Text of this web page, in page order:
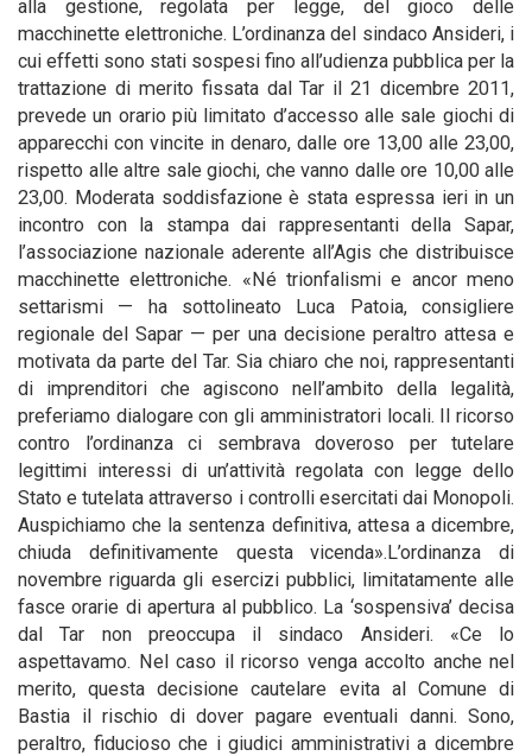
alla gestione, regolata per legge, del gioco delle
macchinette elettroniche. L’ordinanza del sindaco Ansideri, i
cui effetti sono stati sospesi fino all’udienza pubblica per la
trattazione di merito fissata dal Tar il 21 dicembre 2011,
prevede un orario più limitato d’accesso alle sale giochi di
apparecchi con vincite in denaro, dalle ore 13,00 alle 23,00,
rispetto alle altre sale giochi, che vanno dalle ore 10,00 alle
23,00. Moderata soddisfazione è stata espressa ieri in un
incontro con la stampa dai rappresentanti della Sapar,
l’associazione nazionale aderente all’Agis che distribuisce
macchinette elettroniche. «Né trionfalismi e ancor meno
settarismi — ha sottolineato Luca Patoia, consigliere
regionale del Sapar — per una decisione peraltro attesa e
motivata da parte del Tar. Sia chiaro che noi, rappresentanti
di imprenditori che agiscono nell’ambito della legalità,
preferiamo dialogare con gli amministratori locali. Il ricorso
contro l’ordinanza ci sembrava doveroso per tutelare
legittimi interessi di un’attività regolata con legge dello
Stato e tutelata attraverso i controlli esercitati dai Monopoli.
Auspichiamo che la sentenza definitiva, attesa a dicembre,
chiuda definitivamente questa vicenda».L’ordinanza di
novembre riguarda gli esercizi pubblici, limitatamente alle
fasce orarie di apertura al pubblico. La ‘sospensiva’ decisa
dal Tar non preoccupa il sindaco Ansideri. «Ce lo
aspettavamo. Nel caso il ricorso venga accolto anche nel
merito, questa decisione cautelare evita al Comune di
Bastia il rischio di dover pagare eventuali danni. Sono,
peraltro, fiducioso che i giudici amministrativi a dicembre